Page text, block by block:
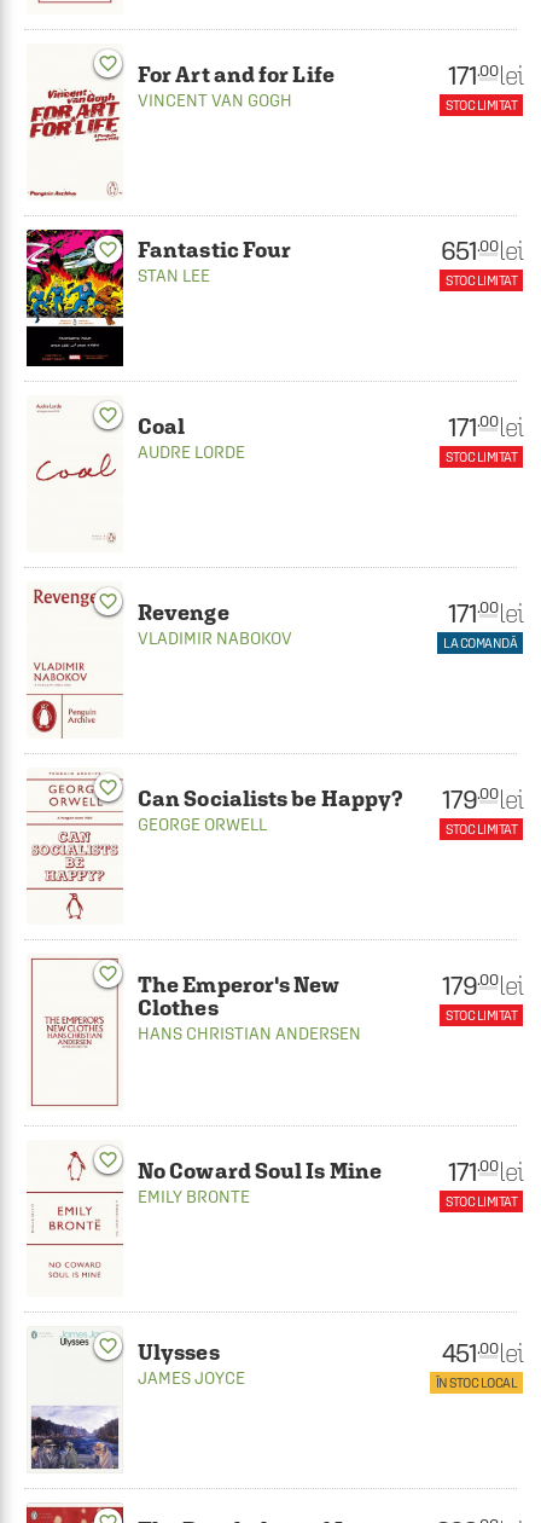
favorite_border For Art and for Life
VINCENT VAN GOGH
171.00 lei
STOC LIMITAT
favorite_border Fantastic Four
STAN LEE
651.00 lei
STOC LIMITAT
favorite_border Coal
AUDRE LORDE
171.00 lei
STOC LIMITAT
favorite_border Revenge
VLADIMIR NABOKOV
171.00 lei
LA COMANDĂ
favorite_border Can Socialists be Happy?
GEORGE ORWELL
179.00 lei
STOC LIMITAT
favorite_border
The Emperor's New
Clothes
HANS CHRISTIAN ANDERSEN
179.00 lei
STOC LIMITAT
favorite_border No Coward Soul Is Mine
EMILY BRONTE
171.00 lei
STOC LIMITAT
favorite_border Ulysses
JAMES JOYCE
451.00 lei
ÎN STOC LOCAL